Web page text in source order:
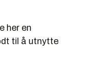
her en
til å utnytte